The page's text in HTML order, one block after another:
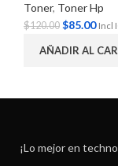
Toner, Toner Hp
$120.00 $85.00 Incl
AÑADIR AL
¡Lo mejor en